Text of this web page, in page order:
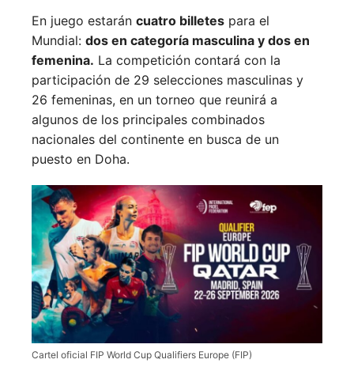
En juego estarán cuatro billetes para el
Mundial: dos en categoría masculina y dos en
femenina. La competición contará con la
participación de 29 selecciones masculinas y
26 femeninas, en un torneo que reunirá a
algunos de los principales combinados
nacionales del continente en busca de un
puesto en Doha.
Cartel oficial FIP World Cup Qualifiers Europe (FIP)